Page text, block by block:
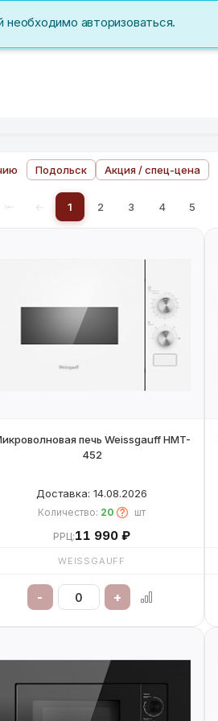
Акции Перс. данные
Подольск Акция / спец-цена
⇤ ← 1 2 3 4 5
печь Weissgauff HMT-
452
Доставка: 14.08.2026
Количество: 20
шт
РРЦ:11 990 ₽
WEISSGAUFF
- +
авторизоваться.